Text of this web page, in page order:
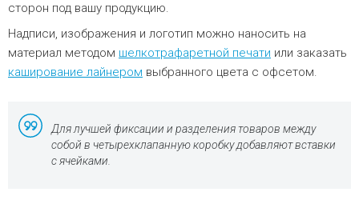
сторон под вашу продукцию.
Надписи, изображения и логотип можно наносить на
материал методом шелкотрафаретной печати или заказать
каширование лайнером выбранного цвета с офсетом.
Для лучшей фиксации и разделения товаров между
собой в четырехклапанную коробку добавляют вставки
с ячейками.